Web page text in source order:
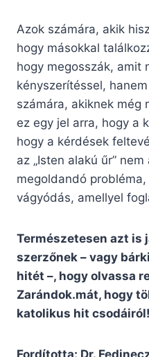
Azok számára, akik
hogy másokkal
hogy megosszák, amit
kényszerítéssel,
számára, akiknek még
ez egy jel arra, hogy a
hogy a kérdések
az „Isten alakú űr”
megoldandó
vágyódás, amellyel
Természetesen azt is
szerzőnek – vagy
hitét –, hogy olvassa
Zarándok.mát, hogy
katolikus hit csodáiról!